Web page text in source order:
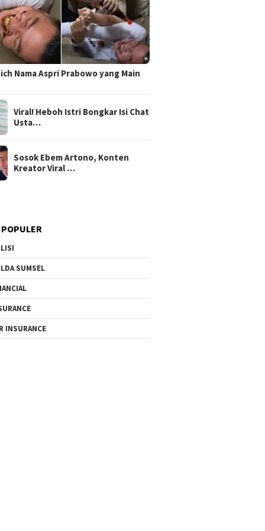
Nama Aspri Prabowo yang Main
Viral! Heboh Istri Bongkar Isi Chat
Usta…
Sosok Ebem Artono, Konten
Kreator Viral …
SUMSEL
INSURANCE